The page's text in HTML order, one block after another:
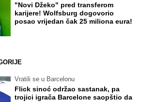
"Novi Džeko" pred transferom
karijere! Wolfsburg dogovorio
posao vrijedan čak 25 miliona eura!
Vratili se u Barcelonu
Flick sinoć održao sastanak, pa
trojici igrača Barcelone saopštio da